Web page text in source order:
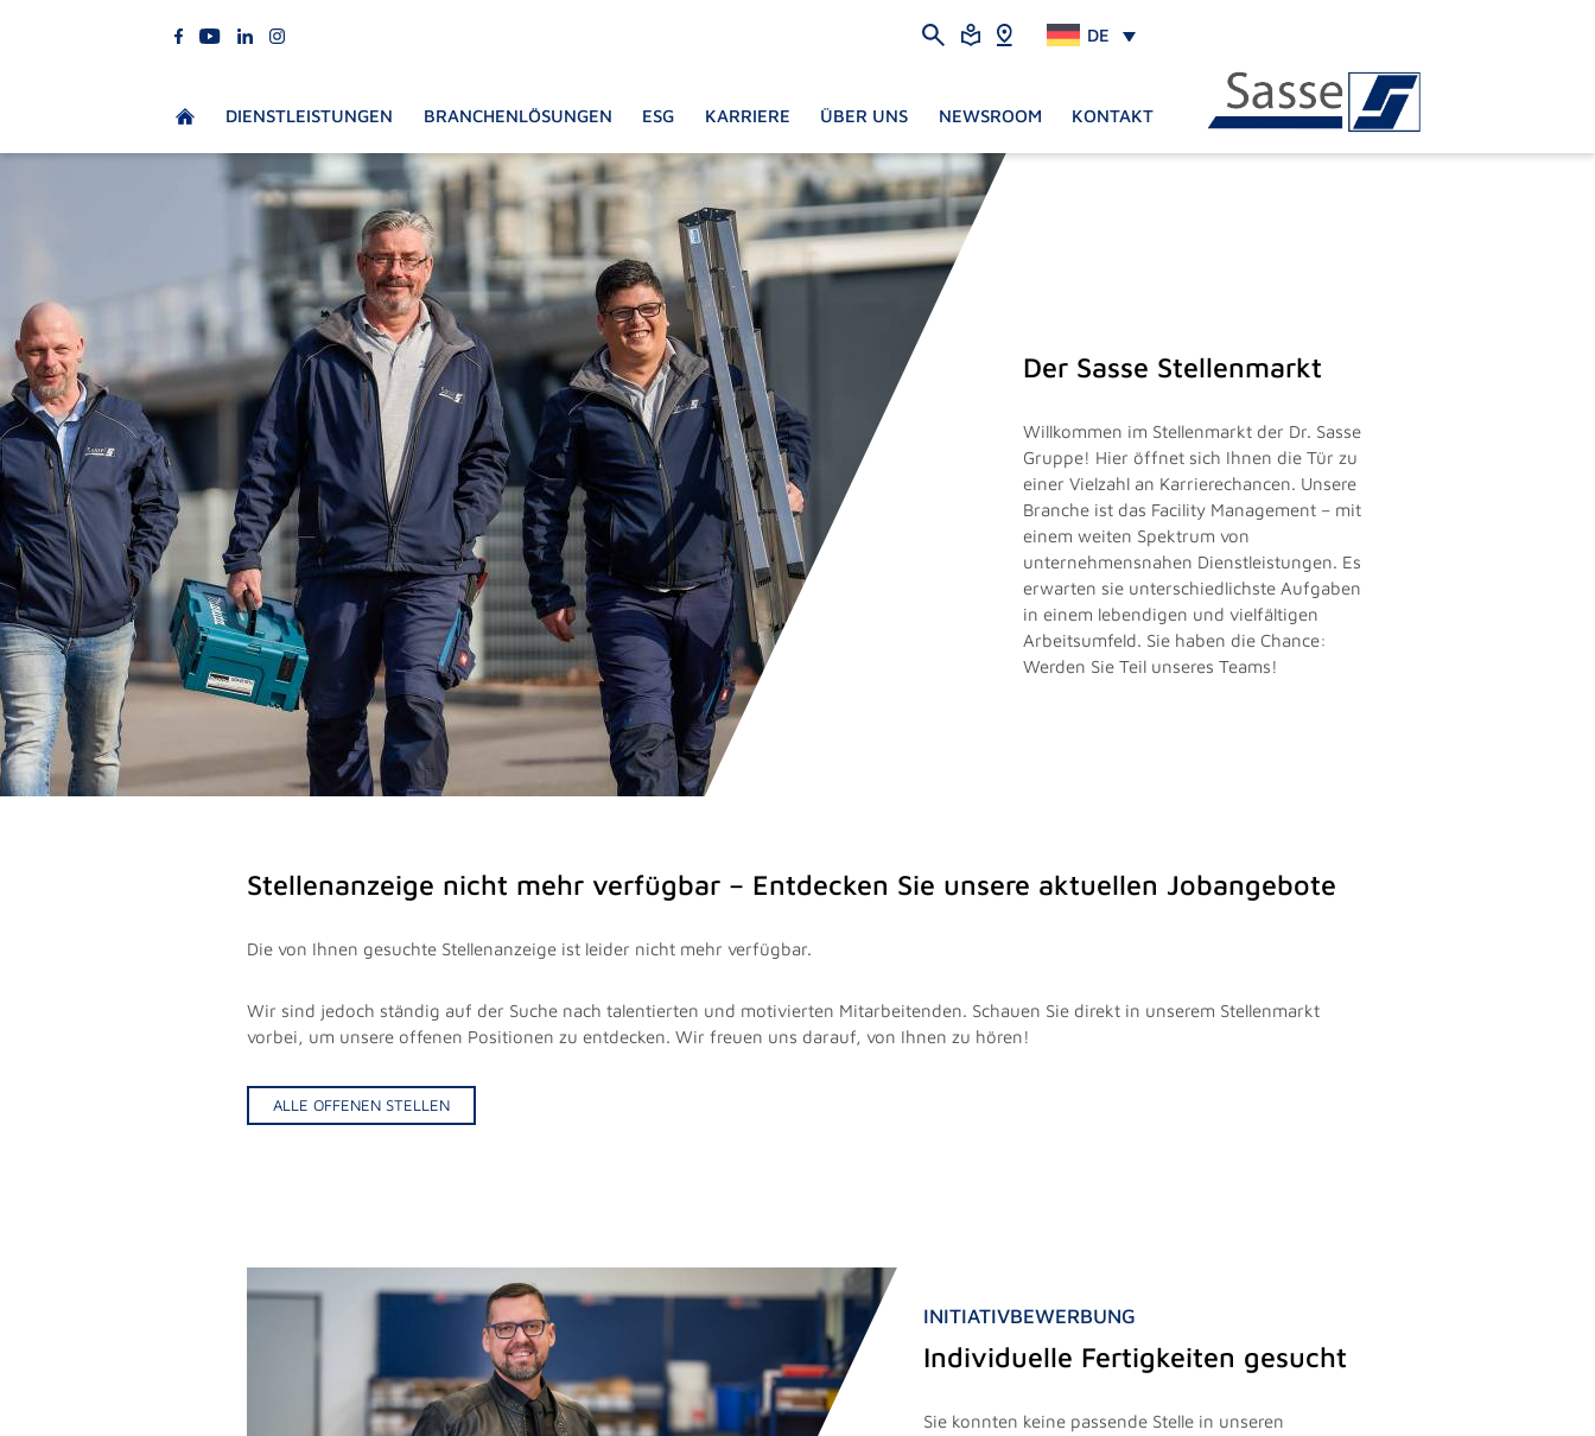
DE
DIENSTLEISTUNGEN BRANCHENLÖSUNGEN ESG KARRIERE ÜBER UNS NEWSROOM KONTAKT
Der Sasse Stellenmarkt
Willkommen im Stellenmarkt der Dr. Sasse
Gruppe! Hier öffnet sich Ihnen die Tür zu
einer Vielzahl an Karrierechancen. Unsere
Branche ist das Facility Management – mit
einem weiten Spektrum von
unternehmensnahen Dienstleistungen. Es
erwarten sie unterschiedlichste Aufgaben
in einem lebendigen und vielfältigen
Arbeitsumfeld. Sie haben die Chance:
Werden Sie Teil unseres Teams!
Stellenanzeige nicht mehr verfügbar – Entdecken Sie unsere aktuellen Jobangebote
Die von Ihnen gesuchte Stellenanzeige ist leider nicht mehr verfügbar.
Wir sind jedoch ständig auf der Suche nach talentierten und motivierten Mitarbeitenden. Schauen Sie direkt in unserem Stellenmarkt
vorbei, um unsere offenen Positionen zu entdecken. Wir freuen uns darauf, von Ihnen zu hören!
ALLE OFFENEN STELLEN
INITIATIVBEWERBUNG
Individuelle Fertigkeiten gesucht
Sie konnten keine passende Stelle in unseren